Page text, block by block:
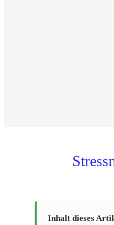
Inhalt dieses